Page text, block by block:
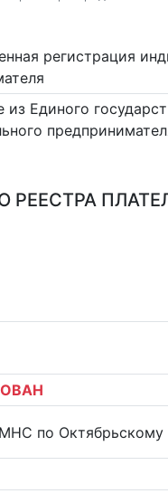
регистрация
из Единого
РЕЕСТРА
по Октябрьскому